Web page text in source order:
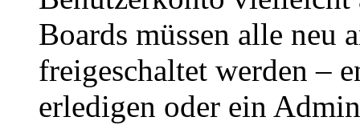
Boards müssen alle neu
freigeschaltet werden –
erledigen oder ein